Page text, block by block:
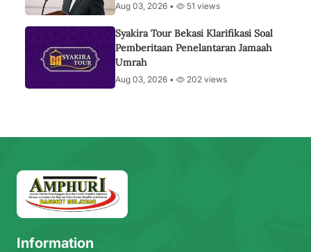
Aug 03, 2026 • 51 views
Syakira Tour Bekasi Klarifikasi Soal
Pemberitaan Penelantaran Jamaah
Umrah
Aug 03, 2026 • 202 views
Information